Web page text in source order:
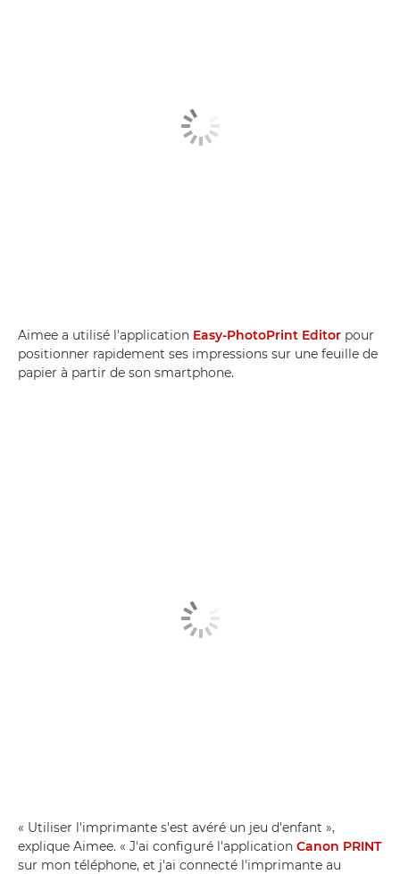
Aimee a utilisé l'application Easy-PhotoPrint Editor pour
positionner rapidement ses impressions sur une feuille de
papier à partir de son smartphone.
« Utiliser l'imprimante s'est avéré un jeu d'enfant »,
explique Aimee. « J'ai configuré l'application Canon PRINT
sur mon téléphone, et j'ai connecté l'imprimante au